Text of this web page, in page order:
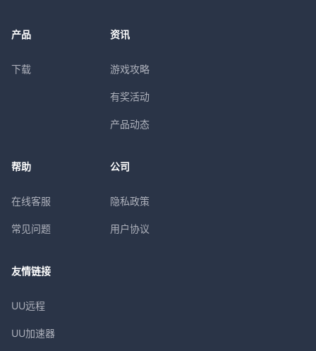
产品
下载
资讯
游戏攻略
有奖活动
产品动态
帮助
在线客服
常见问题
公司
隐私政策
用户协议
友情链接
UU远程
UU加速器